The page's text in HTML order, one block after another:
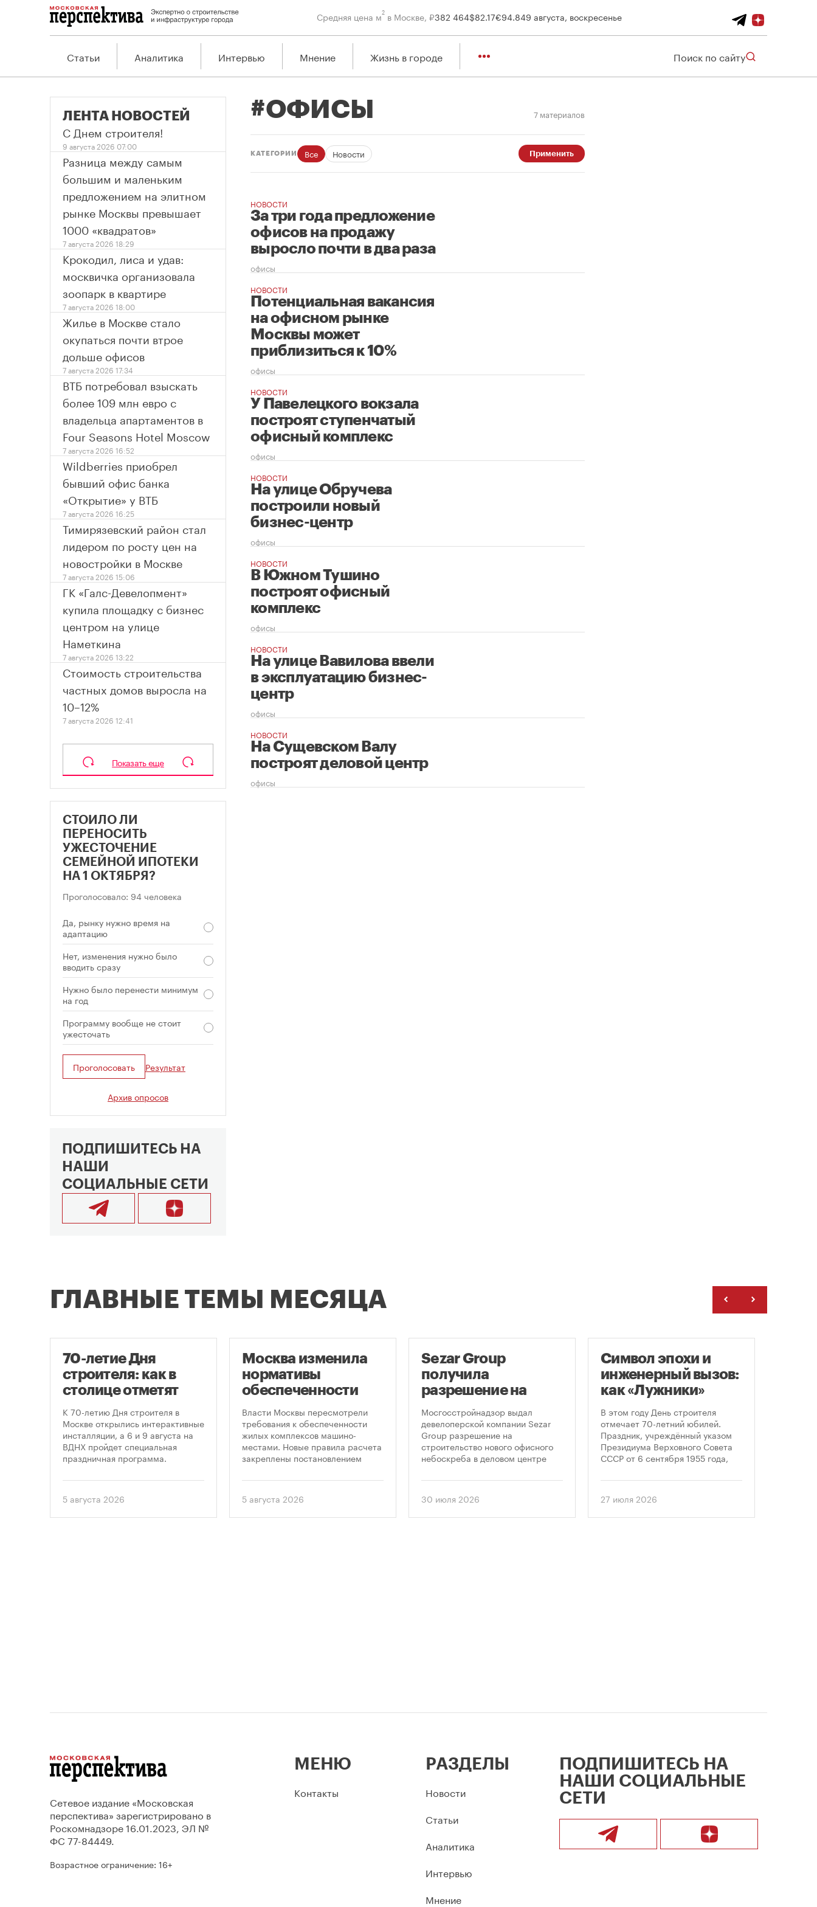
Средняя цена м2 в Москве, ₽382 464$82.17€94.849 августа, воскресенье
Статьи Аналитика Интервью Мнение Жизнь в городе Поиск по сайту
#ОФИСЫ 7 материалов
КАТЕГОРИИ Все Новости Применить
НОВОСТИ
За три года предложение
офисов на продажу
выросло почти в два раза
офисы
НОВОСТИ
Потенциальная вакансия
на офисном рынке
Москвы может
приблизиться к 10%
офисы
НОВОСТИ
У Павелецкого вокзала
построят ступенчатый
офисный комплекс
офисы
НОВОСТИ
На улице Обручева
построили новый
бизнес-центр
офисы
НОВОСТИ
В Южном Тушино
построят офисный
комплекс
офисы
НОВОСТИ
На улице Вавилова ввели
в эксплуатацию бизнес-
центр
офисы
НОВОСТИ
На Сущевском Валу
построят деловой центр
офисы
ЛЕНТА НОВОСТЕЙ
С Днем строителя!
9 августа 2026 07:00
Разница между самым
большим и маленьким
предложением на элитном
рынке Москвы превышает
1000 «квадратов»
7 августа 2026 18:29
Крокодил, лиса и удав:
москвичка организовала
зоопарк в квартире
7 августа 2026 18:00
Жилье в Москве стало
окупаться почти втрое
дольше офисов
7 августа 2026 17:34
ВТБ потребовал взыскать
более 109 млн евро с
владельца апартаментов в
Four Seasons Hotel Moscow
7 августа 2026 16:52
Wildberries приобрел
бывший офис банка
«Открытие» у ВТБ
7 августа 2026 16:25
Тимирязевский район стал
лидером по росту цен на
новостройки в Москве
7 августа 2026 15:06
ГК «Галс-Девелопмент»
купила площадку с бизнес
центром на улице
Наметкина
7 августа 2026 13:22
Стоимость строительства
частных домов выросла на
10–12%
7 августа 2026 12:41
Показать еще
СТОИЛО ЛИ
ПЕРЕНОСИТЬ
УЖЕСТОЧЕНИЕ
СЕМЕЙНОЙ ИПОТЕКИ
НА 1 ОКТЯБРЯ?
Проголосовало: 94 человека
Да, рынку нужно время на
адаптацию
Нет, изменения нужно было
вводить сразу
Нужно было перенести минимум
на год
Программу вообще не стоит
ужесточать
Проголосовать Результат
Архив опросов
ПОДПИШИТЕСЬ НА
НАШИ
СОЦИАЛЬНЫЕ СЕТИ
ГЛАВНЫЕ ТЕМЫ МЕСЯЦА
70-летие Дня
строителя: как в
столице отметят
круглую дату
профессионального
праздника
К 70-летию Дня строителя в
Москве открылись интерактивные
инсталляции, а 6 и 9 августа на
ВДНХ пройдет специальная
праздничная программа.
5 августа 2026
Москва изменила
нормативы
обеспеченности
новостроек
парковками
Власти Москвы пересмотрели
требования к обеспеченности
жилых комплексов машино-
местами. Новые правила расчета
закреплены постановлением
от 5 августа 2026 года. Документ
подход к определению
необходимого количества
5 августа 2026
Sezar Group
получила
разрешение на
строительство
небоскреба в
«Москва-Сити»
Мосгосстройнадзор выдал
девелоперской компании Sezar
Group разрешение на
строительство нового офисного
небоскреба в деловом центре
предусматривает возведение 52-
метров.
30 июля 2026
Символ эпохи и
инженерный вызов:
как «Лужники»
стали символом
Дня строителя
В этом году День строителя
отмечает 70-летний юбилей.
Праздник, учреждённый указом
Президиума Верховного Совета
СССР от 6 сентября 1955 года,
1956 года. И главным подарком
стало открытие Большой
спортивной арены «Лужники». С
27 июля 2026
Сетевое издание «Московская
перспектива» зарегистрировано в
Роскомнадзоре 16.01.2023, ЭЛ №
ФС 77-84449.
Возрастное ограничение: 16+
МЕНЮ
Контакты
РАЗДЕЛЫ
Новости
Статьи
Аналитика
Интервью
Мнение
ПОДПИШИТЕСЬ НА
НАШИ СОЦИАЛЬНЫЕ
СЕТИ